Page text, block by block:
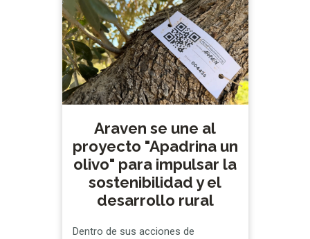
Araven se une al
proyecto "Apadrina un
olivo" para impulsar la
sostenibilidad y el
desarrollo rural
Dentro de sus acciones de